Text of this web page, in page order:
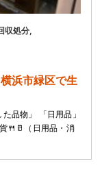
収処分
浜市緑区で生
品物」 「日用品」
🍴🥛（日用品・消